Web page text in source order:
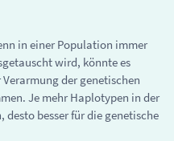
in einer Population immer
wird, könnte es
der genetischen
Je mehr Haplotypen in der
besser für die genetische